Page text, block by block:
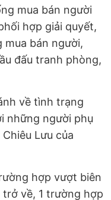
mua bán người
hợp giải quyết,
mua bán người,
đấu tranh phòng,
về tình trạng
những người phụ
Lưu của
hợp vượt biên
về, 1 trường hợp